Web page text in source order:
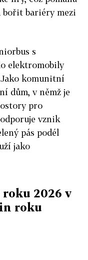
bořit bariéry mezi
s
elektromobily
komunitní
dům, v němž je
pro
vznik
pás podél
jako
roku 2026 v
roku